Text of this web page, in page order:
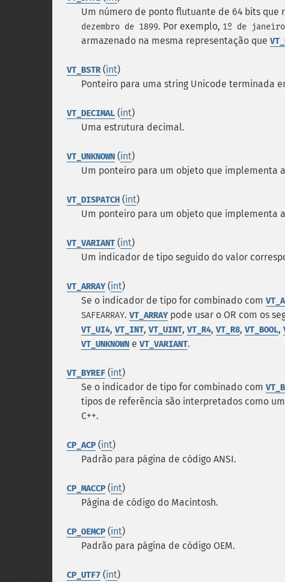
Um número de ponto flutuante de 64 bits que
dezembro de 1899. Por exemplo, 1º de
armazenado na mesma representação que
VT_BSTR(int)
Ponteiro para uma string Unicode terminada
VT_DECIMAL (int)
Uma estrutura decimal.
VT_UNKNOWN (int)
Um ponteiro para um objeto que implementa
VT_DISPATCH (int)
Um ponteiro para um objeto que implementa
VT_VARIANT (int)
Um indicador de tipo seguido do valor
VT_ARRAY(int)
Se o indicador de tipo for combinado com
SAFEARRAY. VT_ARRAYpode usar o OR com os
VT_UI4, VT_INT, VT_UINT, VT_R4, VT_R8, VT_BOOL,
VT_UNKNOWN e VT_VARIANT.
VT_BYREF (int)
Se o indicador de tipo for combinado com
tipos de referência são interpretados como
C++.
CP_ACP (int)
Padrão para página de código ANSI.
CP_MACCP (int)
Página de código do Macintosh.
CP_OEMCP (int)
Padrão para página de código OEM.
CP_UTF7 (int)